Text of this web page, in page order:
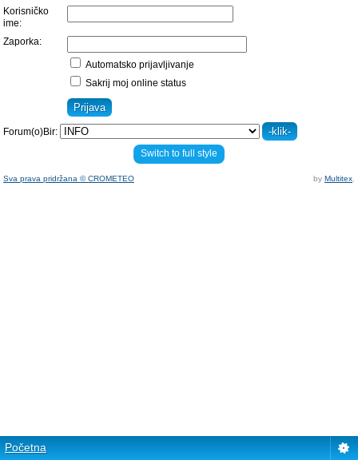
Korisničko
ime:
Zaporka:
Automatsko prijavljivanje
Sakrij moj online status
Forum(o)Bir:
Switch to full style
Sva prava pridržana © CROMETEO by Multitex
Početna